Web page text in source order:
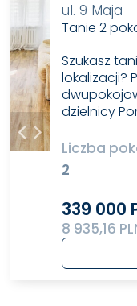
ul. 9 Maja
Tanie 2
Szukasz
lokalizacji?
dzielnicy
Liczba
2
339 000
8 935,16